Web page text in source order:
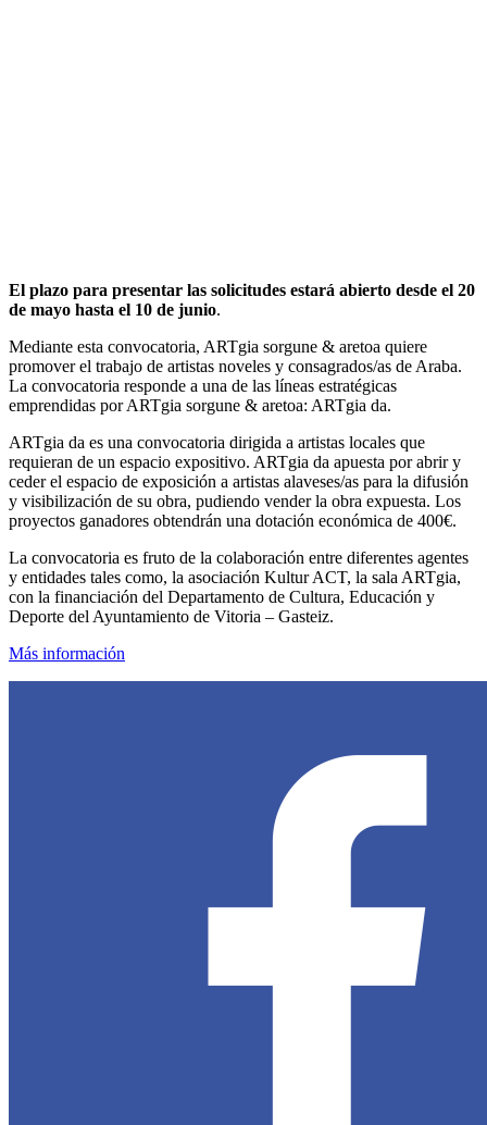
El plazo para presentar las solicitudes estará abierto desde el 20
de mayo hasta el 10 de junio.
Mediante esta convocatoria, ARTgia sorgune & aretoa quiere
promover el trabajo de artistas noveles y consagrados/as de Araba.
La convocatoria responde a una de las líneas estratégicas
emprendidas por ARTgia sorgune & aretoa: ARTgia da.
ARTgia da es una convocatoria dirigida a artistas locales que
requieran de un espacio expositivo. ARTgia da apuesta por abrir y
ceder el espacio de exposición a artistas alaveses/as para la difusión
y visibilización de su obra, pudiendo vender la obra expuesta. Los
proyectos ganadores obtendrán una dotación económica de 400€.
La convocatoria es fruto de la colaboración entre diferentes agentes
y entidades tales como, la asociación Kultur ACT, la sala ARTgia,
con la financiación del Departamento de Cultura, Educación y
Deporte del Ayuntamiento de Vitoria – Gasteiz.
Más información